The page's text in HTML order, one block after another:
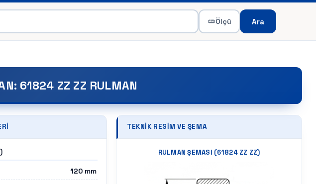
Ölçü Ara
: 61824 ZZ ZZ RULMAN
120 mm
TEKNIK RESIM VE ŞEMA
RULMAN ŞEMASI (61824 ZZ ZZ)